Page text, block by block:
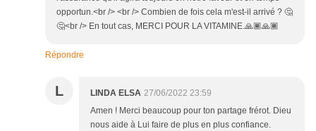
opportun.<br /> <br /> Combien de fois cela m'est-il arrivé ? 🤔
🤔<br /> En tout cas, MERCI POUR LA VITAMINE.🙏🏾🙏🏾
Répondre
L LINDA ELSA 27/06/2022 23:59
Amen ! Merci beaucoup pour ton partage frérot. Dieu
nous aide à Lui faire de plus en plus confiance.